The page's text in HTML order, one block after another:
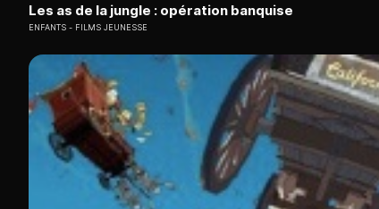
Les as de la jungle : opération banquise
ENFANTS FILMS JEUNESSE